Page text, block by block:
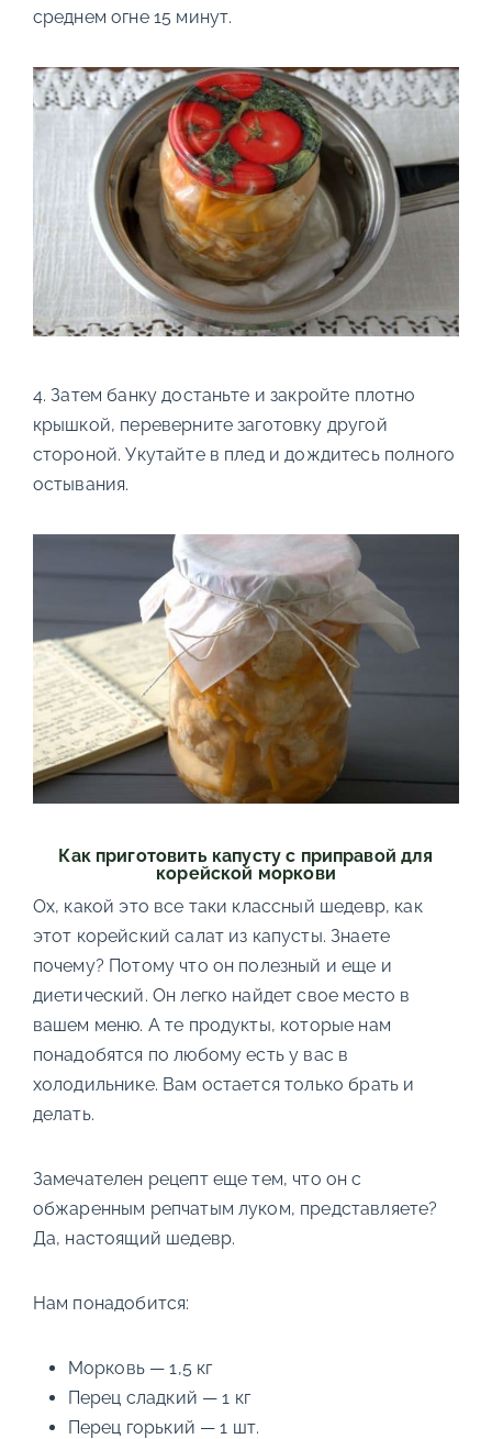
среднем огне 15 минут.
4. Затем банку достаньте и закройте плотно
крышкой, переверните заготовку другой
стороной. Укутайте в плед и дождитесь полного
остывания.
Как приготовить капусту с приправой для
корейской моркови
Ох, какой это все таки классный шедевр, как
этот корейский салат из капусты. Знаете
почему? Потому что он полезный и еще и
диетический. Он легко найдет свое место в
вашем меню. А те продукты, которые нам
понадобятся по любому есть у вас в
холодильнике. Вам остается только брать и
делать.
Замечателен рецепт еще тем, что он с
обжаренным репчатым луком, представляете?
Да, настоящий шедевр.
Нам понадобится:
Морковь — 1,5 кг
Перец сладкий — 1 кг
Перец горький — 1 шт.